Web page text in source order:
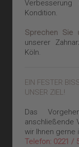
Kondition.
Sprechen Sie
unserer
Köln.
EIN FESTER
UNSER ZIEL!
Das
anschließende
wir Ihnen gerne
Telefon: 0221 /